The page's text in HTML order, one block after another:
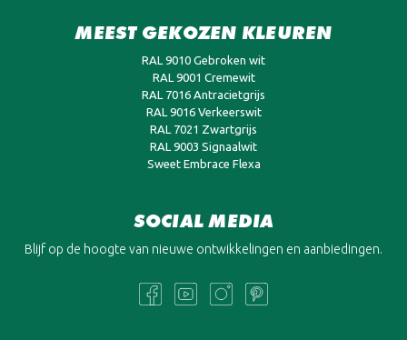
MEEST GEKOZEN KLEUREN
RAL 9010 Gebroken wit
RAL 9001 Cremewit
RAL 7016 Antracietgrijs
RAL 9016 Verkeerswit
RAL 7021 Zwartgrijs
RAL 9003 Signaalwit
Sweet Embrace Flexa
SOCIAL MEDIA
Blijf op de hoogte van nieuwe ontwikkelingen en aanbiedingen.